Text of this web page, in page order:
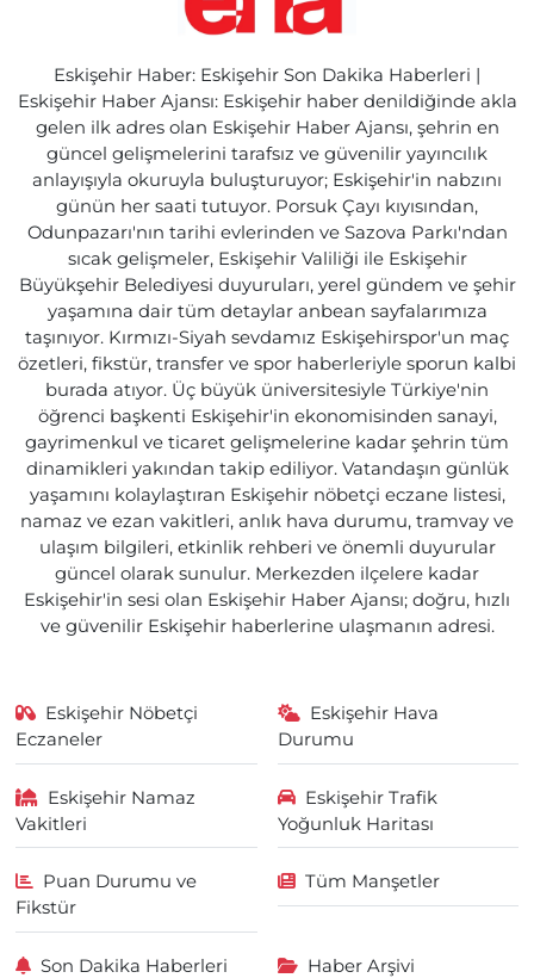
Eskişehir Haber: Eskişehir Son Dakika Haberleri |
Eskişehir Haber Ajansı: Eskişehir haber denildiğinde akla
gelen ilk adres olan Eskişehir Haber Ajansı, şehrin en
güncel gelişmelerini tarafsız ve güvenilir yayıncılık
anlayışıyla okuruyla buluşturuyor; Eskişehir'in nabzını
günün her saati tutuyor. Porsuk Çayı kıyısından,
Odunpazarı'nın tarihi evlerinden ve Sazova Parkı'ndan
sıcak gelişmeler, Eskişehir Valiliği ile Eskişehir
Büyükşehir Belediyesi duyuruları, yerel gündem ve şehir
yaşamına dair tüm detaylar anbean sayfalarımıza
taşınıyor. Kırmızı-Siyah sevdamız Eskişehirspor'un maç
özetleri, fikstür, transfer ve spor haberleriyle sporun kalbi
burada atıyor. Üç büyük üniversitesiyle Türkiye'nin
öğrenci başkenti Eskişehir'in ekonomisinden sanayi,
gayrimenkul ve ticaret gelişmelerine kadar şehrin tüm
dinamikleri yakından takip ediliyor. Vatandaşın günlük
yaşamını kolaylaştıran Eskişehir nöbetçi eczane listesi,
namaz ve ezan vakitleri, anlık hava durumu, tramvay ve
ulaşım bilgileri, etkinlik rehberi ve önemli duyurular
güncel olarak sunulur. Merkezden ilçelere kadar
Eskişehir'in sesi olan Eskişehir Haber Ajansı; doğru, hızlı
ve güvenilir Eskişehir haberlerine ulaşmanın adresi.
Eskişehir Nöbetçi
Eczaneler
Eskişehir Hava
Durumu
Eskişehir Namaz
Vakitleri
Eskişehir Trafik
Yoğunluk Haritası
Puan Durumu ve
Fikstür
Tüm Manşetler
Son Dakika Haberleri Haber Arşivi